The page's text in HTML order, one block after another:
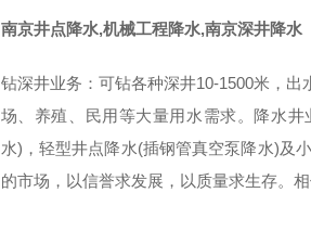
南京井点降水,机械工程降水,南京深井降水
钻深井业务：可钻各种深井10-1500米，
场、养殖、民用等大量用水需求。降水
水)，轻型井点降水(插钢管真空泵降水)及
的市场，以信誉求发展，以质量求生存。